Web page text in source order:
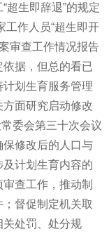
超生即辞退”的规定
工作人员“超生即开
审查工作情况报告
据，但总的看已
划生育服务管理
面研究启动修改
委会第三十次会议
修改后的人口与
计划生育内容的
查工作，推动制
督促制定机关取
处罚、处分规